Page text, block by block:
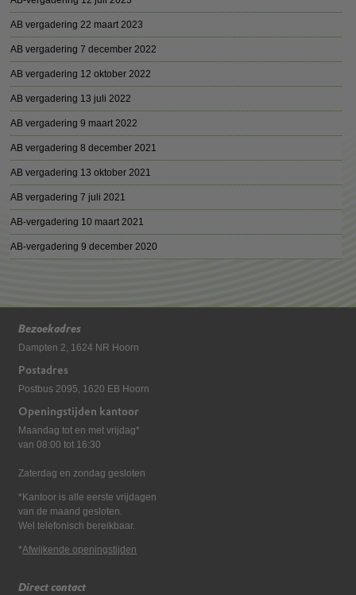
AB vergadering 22 maart 2023
AB vergadering 7 december 2022
AB vergadering 12 oktober 2022
AB vergadering 13 juli 2022
AB vergadering 9 maart 2022
AB vergadering 8 december 2021
AB vergadering 13 oktober 2021
AB vergadering 7 juli 2021
AB-vergadering 10 maart 2021
AB-vergadering 9 december 2020
Bezoekadres
Dampten 2, 1624 NR Hoorn
Postadres
Postbus 2095, 1620 EB Hoorn
Openingstijden kantoor
Maandag tot en met vrijdag*
van 08:00 tot 16:30
Zaterdag en zondag gesloten
*Kantoor is alle eerste vrijdagen
van de maand gesloten.
Wel telefonisch bereikbaar.
*Afwijkende openingstijden
Direct contact